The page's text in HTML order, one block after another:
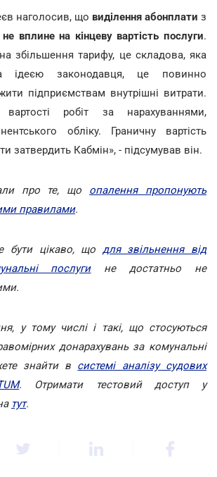
наголосив, що виділення абонплати з
не вплине на кінцеву вартість послуги.
збільшення тарифу, це складова, яка
ідеєю законодавця, це повинно
підприємствам внутрішні витрати.
робіт за нарахуваннями,
обліку. Граничну вартість
затвердить Кабмін», - підсумував він.
про те, що опалення пропонують
правилами.
бути цікаво, що для звільнення від
послугине достатньо не
у тому числі і такі, що стосуються
донарахувань за комунальні
знайти в системі аналізу судових
. Отримати тестовий доступ у
тут.